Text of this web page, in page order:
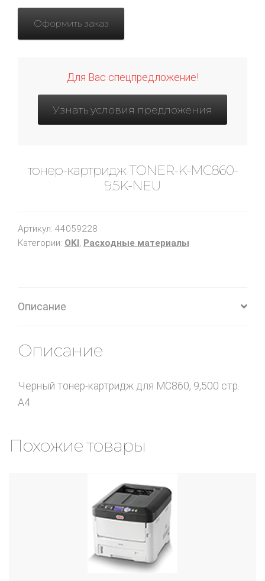
Оформить заказ
Для Вас спецпредложение!
Узнать условия предложения
тонер-картридж TONER-K-MC860-
9.5K-NEU
Артикул: 44059228
Категории: OKI, Расходные материалы
Описание
Описание
Черный тонер-картридж для MC860, 9,500 стр.
A4
Похожие товары